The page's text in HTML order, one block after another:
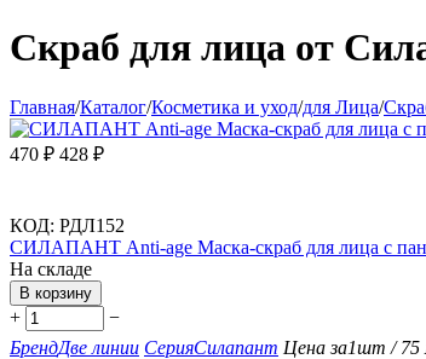
Скраб для лица от
Главная/Каталог/Косметика и уход/для Лица/
470 ₽ 428 ₽
КОД: РДЛ152
СИЛАПАНТ Anti-age Маска-скраб для лица с
На складе
В корзину
+
−
БрендДве линии СерияСилапант Цена за1шт / 75